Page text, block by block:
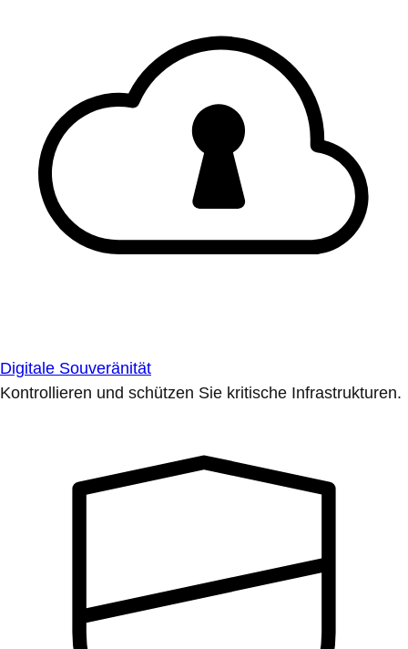
Digitale Souveränität
Kontrollieren und schützen Sie kritische Infrastrukturen.